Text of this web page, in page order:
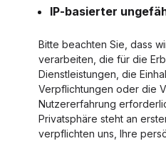
IP-basierter
Bitte beachten Sie, dass
verarbeiten, die für die
Dienstleistungen, die
Verpflichtungen oder die
Nutzererfahrung
Privatsphäre steht an
verpflichten uns, Ihre